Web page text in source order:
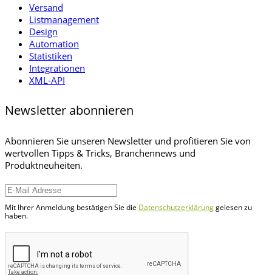
Versand
Listmanagement
Design
Automation
Statistiken
Integrationen
XML-API
Newsletter abonnieren
Abonnieren Sie unseren Newsletter und profitieren Sie von
wertvollen Tipps & Tricks, Branchennews und
Produktneuheiten.
Mit Ihrer Anmeldung bestätigen Sie die Datenschutzerklärunggelesen zu
haben.